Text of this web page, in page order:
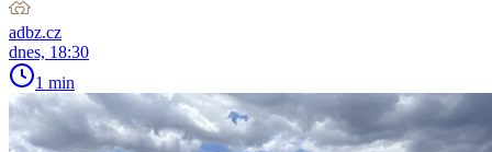
adbz.cz
dnes, 18:30
1 min